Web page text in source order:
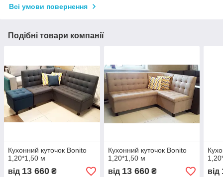
Всі умови повернення
Подібні товари компанії
Кухонний куточок Bonito
1,20*1,50 м
від 13 660 ₴
Кухонний куточок Bonito
1,20*1,50 м
від 13 660₴ від